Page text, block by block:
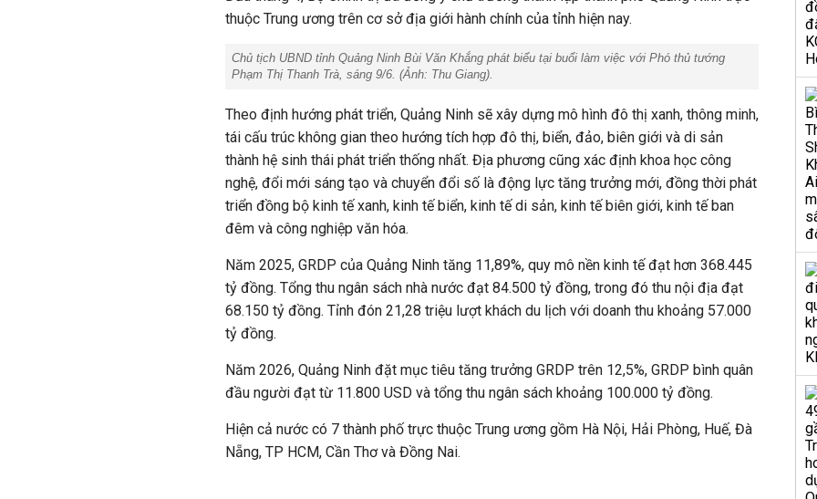
thuộc Trung ương trên cơ sở địa giới hành chính của tỉnh hiện nay.
Chủ tịch UBND tỉnh Quảng Ninh Bùi Văn Khắng phát biểu tại buổi làm việc với Phó thủ tướng
Phạm Thị Thanh Trà, sáng 9/6. (Ảnh: Thu Giang).
Theo định hướng phát triển, Quảng Ninh sẽ xây dựng mô hình đô thị xanh, thông minh,
tái cấu trúc không gian theo hướng tích hợp đô thị, biển, đảo, biên giới và di sản
thành hệ sinh thái phát triển thống nhất. Địa phương cũng xác định khoa học công
nghệ, đổi mới sáng tạo và chuyển đổi số là động lực tăng trưởng mới, đồng thời phát
triển đồng bộ kinh tế xanh, kinh tế biển, kinh tế di sản, kinh tế biên giới, kinh tế ban
đêm và công nghiệp văn hóa.
Năm 2025, GRDP của Quảng Ninh tăng 11,89%, quy mô nền kinh tế đạt hơn 368.445
tỷ đồng. Tổng thu ngân sách nhà nước đạt 84.500 tỷ đồng, trong đó thu nội địa đạt
68.150 tỷ đồng. Tỉnh đón 21,28 triệu lượt khách du lịch với doanh thu khoảng 57.000
tỷ đồng.
Năm 2026, Quảng Ninh đặt mục tiêu tăng trưởng GRDP trên 12,5%, GRDP bình quân
đầu người đạt từ 11.800 USD và tổng thu ngân sách khoảng 100.000 tỷ đồng.
Hiện cả nước có 7 thành phố trực thuộc Trung ương gồm Hà Nội, Hải Phòng, Huế, Đà
Nẵng, TP HCM, Cần Thơ và Đồng Nai.